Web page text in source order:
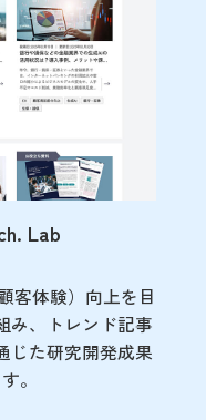
Lab
客体験）向上を目
み、トレンド記事
じた研究開発成果
。